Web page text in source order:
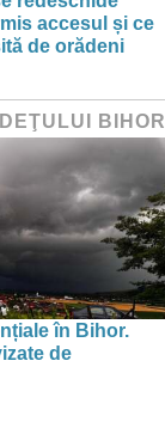
accesul și ce
de orădeni
BIHOR
în Bihor.
de